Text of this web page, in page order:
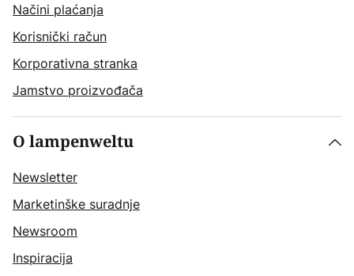
Načini plaćanja
Korisnički račun
Korporativna stranka
Jamstvo proizvođača
O lampenweltu
Newsletter
Marketinške suradnje
Newsroom
Inspiracija